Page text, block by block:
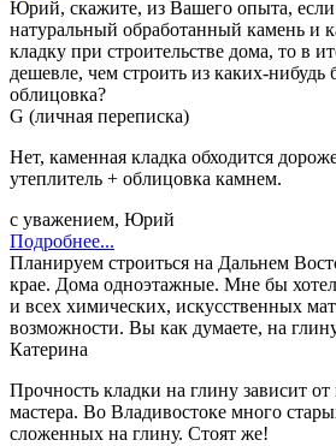
Юрий, скажите, из Вашего опыта, если
натуральный обработанный камень и
кладку при строительстве дома, то в
дешевле, чем строить из каких-
облицовка?
G (личная переписка)
Нет, каменная кладка обходится
утеплитель + облицовка камнем.
с уважением, Юрий
Подробнее...
Планируем строиться на Дальнем
крае. Дома одноэтажные. Мне бы
и всех химических, искусственных
возможности. Вы как думаете, на
Катерина
Прочность кладки на глину зависит
мастера. Во Владивостоке много
сложенных на глину. Стоят же!